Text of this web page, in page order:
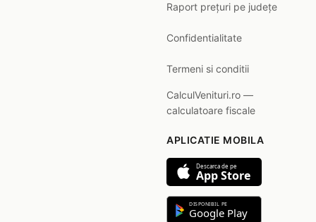
Raport prețuri pe județe
Confidentialitate
Termeni si conditii
CalculVenituri.ro —
calculatoare fiscale
APLICATIE MOBILA
Descarca de pe
App Store
DISPONIBIL PE
Google Play